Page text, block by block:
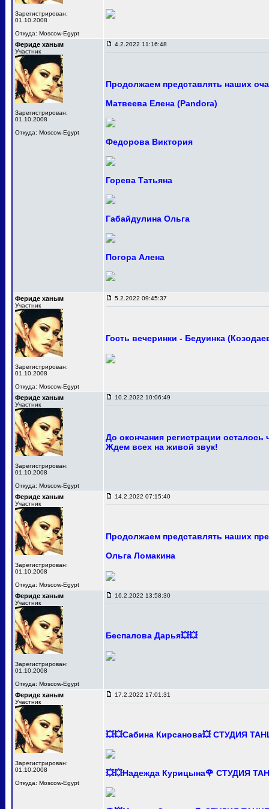
Зарегистрирован:
01.10.2008
Откуда: Moscow-Egypt
Фериде ханым
Участник
Зарегистрирован:
01.10.2008
Откуда: Moscow-Egypt
4.2.2022 11:16:48
Продолжаем представлять наших
Матвеева Елена (Pandora)
Федорова Виктория
Горева Татьяна
Габайдулина Ольга
Погора Алена
Фериде ханым
Участник
Зарегистрирован:
01.10.2008
Откуда: Moscow-Egypt
5.2.2022 09:45:37
Гость вечеринки - Бедуинка
Фериде ханым
Участник
Зарегистрирован:
01.10.2008
Откуда: Moscow-Egypt
10.2.2022 10:06:49
До окончания регистрации
Ждем всех на живой звук!
Фериде ханым
Участник
Зарегистрирован:
01.10.2008
Откуда: Moscow-Egypt
14.2.2022 07:15:40
Продолжаем представлять наших
Ольга Ломакина
Фериде ханым
Участник
Зарегистрирован:
01.10.2008
Откуда: Moscow-Egypt
16.2.2022 13:58:30
Беспалова Дарья💥💥
Фериде ханым
Участник
Зарегистрирован:
01.10.2008
Откуда: Moscow-Egypt
17.2.2022 17:01:31
💥💥Сабина Кирсанова💥 СТУДИЯ
💥💥Надежда Курицына🌹 СТУДИЯ